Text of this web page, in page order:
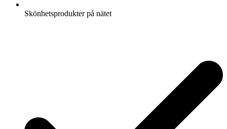
Skönhetsprodukter på nätet